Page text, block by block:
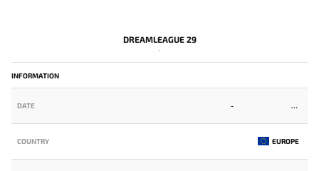
DREAMLEAGUE 29
-
INFORMATION
DATE -
COUNTRY EUROPE